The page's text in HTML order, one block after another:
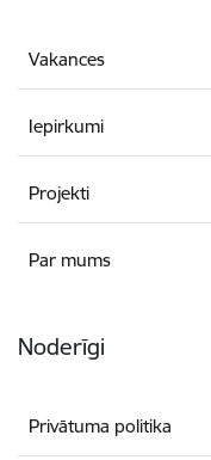
Vakances
Iepirkumi
Projekti
Par mums
Noderīgi
Privātuma politika